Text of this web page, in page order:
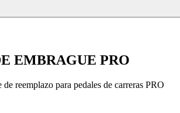
EMBRAGUE PRO
reemplazo para pedales de carreras PRO